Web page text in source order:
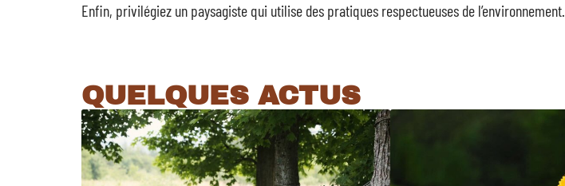
Enfin, privilégiez un paysagiste qui utilise des pratiques respectueuses de l’environnement.
QUELQUES ACTUS